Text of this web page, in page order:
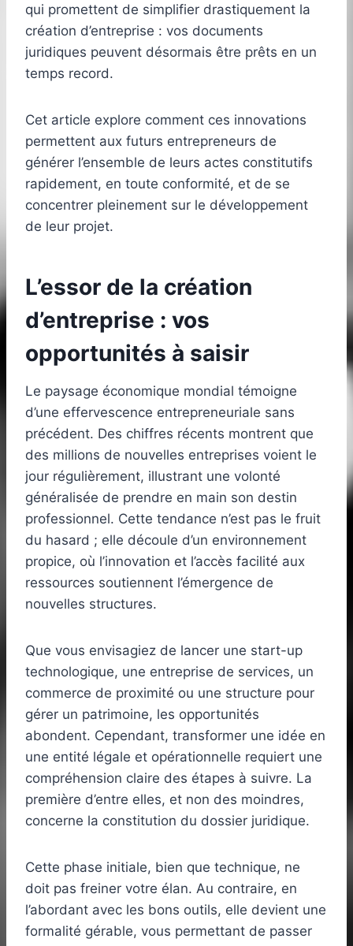
qui promettent de simplifier drastiquement la
création d’entreprise : vos documents
juridiques peuvent désormais être prêts en un
temps record.
Cet article explore comment ces innovations
permettent aux futurs entrepreneurs de
générer l’ensemble de leurs actes constitutifs
rapidement, en toute conformité, et de se
concentrer pleinement sur le développement
de leur projet.
L’essor de la création
d’entreprise : vos
opportunités à saisir
Le paysage économique mondial témoigne
d’une effervescence entrepreneuriale sans
précédent. Des chiffres récents montrent que
des millions de nouvelles entreprises voient le
jour régulièrement, illustrant une volonté
généralisée de prendre en main son destin
professionnel. Cette tendance n’est pas le fruit
du hasard ; elle découle d’un environnement
propice, où l’innovation et l’accès facilité aux
ressources soutiennent l’émergence de
nouvelles structures.
Que vous envisagiez de lancer une start-up
technologique, une entreprise de services, un
commerce de proximité ou une structure pour
gérer un patrimoine, les opportunités
abondent. Cependant, transformer une idée en
une entité légale et opérationnelle requiert une
compréhension claire des étapes à suivre. La
première d’entre elles, et non des moindres,
concerne la constitution du dossier juridique.
Cette phase initiale, bien que technique, ne
doit pas freiner votre élan. Au contraire, en
l’abordant avec les bons outils, elle devient une
formalité gérable, vous permettant de passer